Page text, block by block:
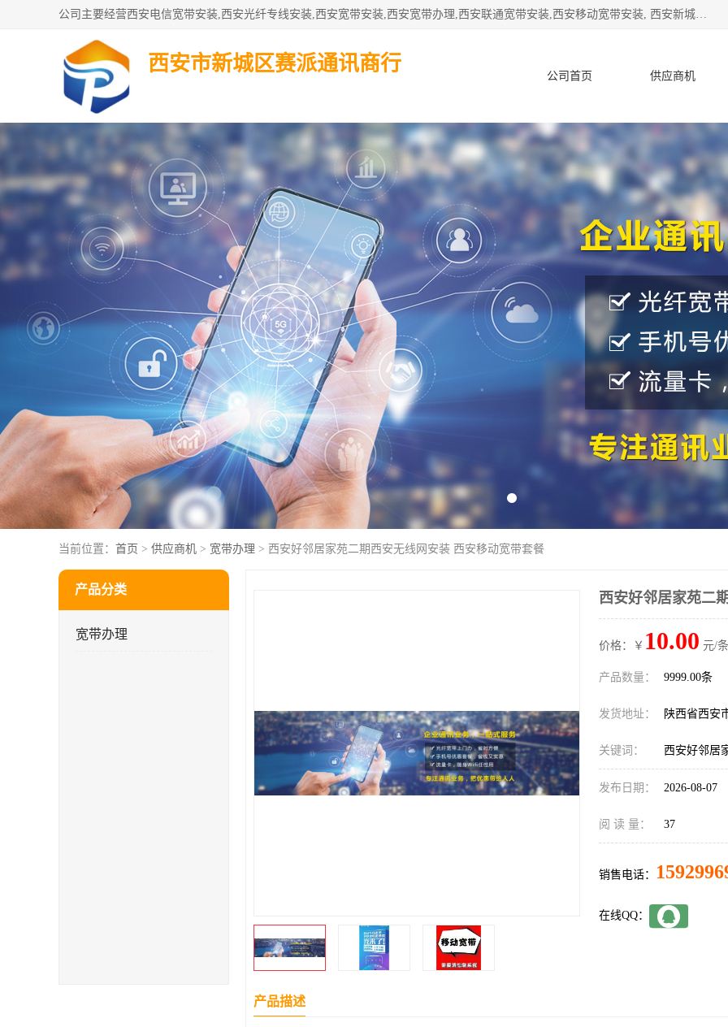
公司主要经营西安电信宽带安装,西安光纤专线安装,西安宽带安装,西安宽带办理,西安联通宽带安装,西安移动宽带安装, 西安新城赛派通讯商行从事西安地区的联通，移动，电信宽带安装，光纤专线安装，宽带办理等业务
西安市新城区赛派通讯商行
公司首页 供应商机
产品知识 客户案例
当前位置： 首页 > 供应商机 > 宽带办理 > 西安好邻居家苑二期西安无线网安装 西安移动宽带套餐
产品分类
宽带办理
西安好邻居家苑二
价格：￥ 10.00 元/
产品数量： 9999.00条
发货地址： 陕西省西安
关键词： 西安好邻居
发布日期： 2026-08-07
阅 读 量： 37
销售电话：
在线QQ：
产品描述